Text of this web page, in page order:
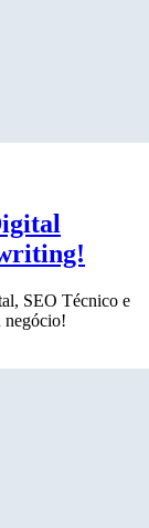
SEO Técnico e
negócio!